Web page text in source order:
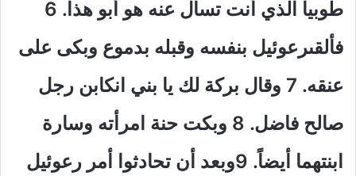
طوبيا الذي أنت تسال عنه هو أبو هذا. 6
فألقىرعوئيل بنفسه وقبله بدموع وبكى على
عنقه. 7 وقال بركة لك يا بني انكابن رجل
صالح فاضل. 8 وبكت حنة امرأته وسارة
ابنتهما أيضاً. 9وبعد أن تحادثوا أمر رعوئيل